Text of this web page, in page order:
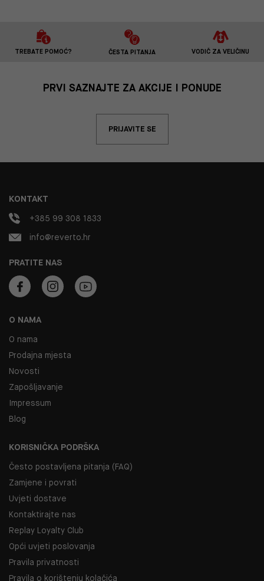
TREBATE POMOĆ? ČESTA PITANJA VODIČ ZA VELIČINU
PRVI SAZNAJTE ZA AKCIJE I PONUDE
PRIJAVITE SE
O NAMA
O nama
Prodajna mjesta
Novosti
Zapošljavanje
Impressum
Blog
KORISNIČKA PODRŠKA
Često postavljena pitanja (FAQ)
Zamjene i povrati
Uvjeti dostave
Kontaktirajte nas
Replay Loyalty Club
Opći uvjeti poslovanja
Pravila privatnosti
Pravila o korištenju kolačića
PRATITE NAS
KONTAKT
+385 99 308 1833
info@reverto.hr